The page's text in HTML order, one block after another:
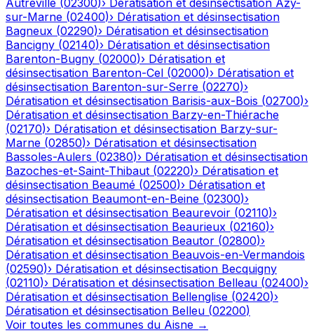
Autreville (02300)› Dératisation et désinsectisation Azy-
sur-Marne (02400)› Dératisation et désinsectisation
Bagneux (02290)› Dératisation et désinsectisation
Bancigny (02140)› Dératisation et désinsectisation
Barenton-Bugny (02000)› Dératisation et
désinsectisation Barenton-Cel (02000)› Dératisation et
désinsectisation Barenton-sur-Serre (02270)›
Dératisation et désinsectisation Barisis-aux-Bois (02700)›
Dératisation et désinsectisation Barzy-en-Thiérache
(02170)› Dératisation et désinsectisation Barzy-sur-
Marne (02850)› Dératisation et désinsectisation
Bassoles-Aulers (02380)› Dératisation et désinsectisation
Bazoches-et-Saint-Thibaut (02220)› Dératisation et
désinsectisation Beaumé (02500)› Dératisation et
désinsectisation Beaumont-en-Beine (02300)›
Dératisation et désinsectisation Beaurevoir (02110)›
Dératisation et désinsectisation Beaurieux (02160)›
Dératisation et désinsectisation Beautor (02800)›
Dératisation et désinsectisation Beauvois-en-Vermandois
(02590)› Dératisation et désinsectisation Becquigny
(02110)› Dératisation et désinsectisation Belleau (02400)›
Dératisation et désinsectisation Bellenglise (02420)›
Dératisation et désinsectisation Belleu (02200)
Voir toutes les communes du Aisne →